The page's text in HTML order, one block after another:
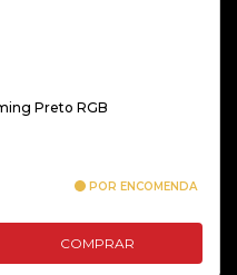
Preto RGB
POR ENCOMENDA
COMPRAR